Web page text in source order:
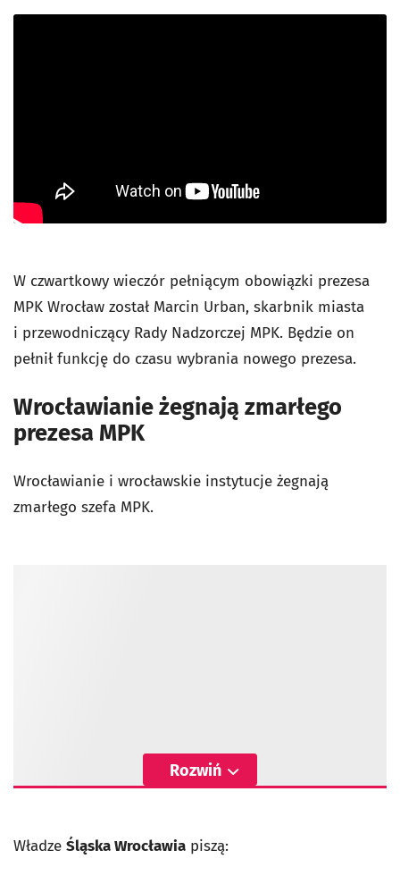
W czwartkowy wieczór pełniącym obowiązki prezesa
MPK Wrocław został Marcin Urban, skarbnik miasta
i przewodniczący Rady Nadzorczej MPK. Będzie on
pełnił funkcję do czasu wybrania nowego prezesa.
Wrocławianie żegnają zmarłego
prezesa MPK
Wrocławianie i wrocławskie instytucje żegnają
zmarłego szefa MPK.
Rozwiń
Władze Śląska Wrocławia piszą: